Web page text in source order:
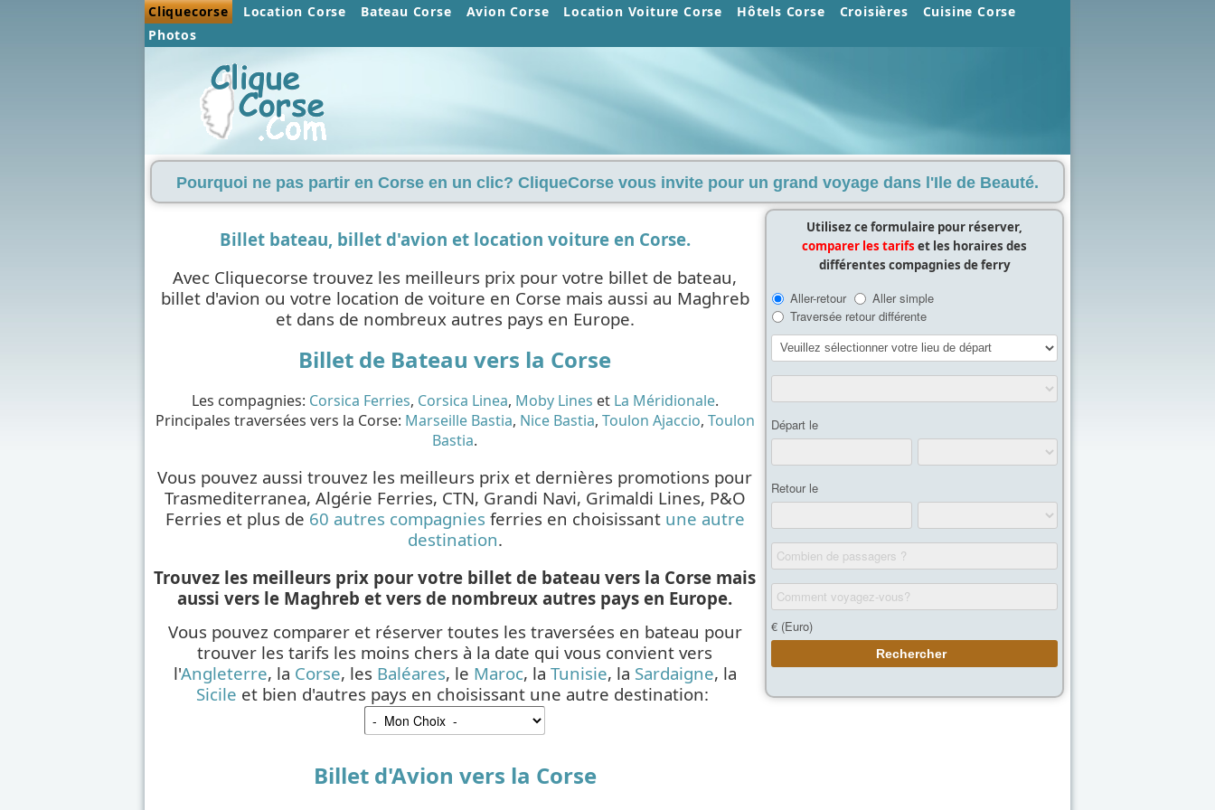
Cliquecorse Location Corse Bateau Corse Avion Corse Location Voiture Corse Hôtels Corse Croisières
Cuisine Corse
Photos
Pourquoi ne pas partir en Corse en un clic? CliqueCorse vous invite pour un grand voyage dans l'Ile de Beauté.
Billet bateau, billet d'avion et location voiture en Corse.
Avec Cliquecorse trouvez les meilleurs prix pour votre billet de bateau,
billet d'avion ou votre location de voiture en Corse mais aussi au Maghreb
et dans de nombreux autres pays en Europe.
Billet de Bateau vers la Corse
Les compagnies: Corsica Ferries, Corsica Linea, Moby Lines et La Méridionale.
Principales traversées vers la Corse: Marseille Bastia, Nice Bastia, Toulon Ajaccio, Toulon
Bastia.
Vous pouvez aussi trouvez les meilleurs prix et dernières promotions pour
Trasmediterranea, Algérie Ferries, CTN, Grandi Navi, Grimaldi Lines, P&O
Ferries et plus de 60 autres compagnies ferries en choisissant une autre
destination.
Trouvez les meilleurs prix pour votre billet de bateau vers la Corse mais
aussi vers le Maghreb et vers de nombreux autres pays en Europe.
Vous pouvez comparer et réserver toutes les traversées en bateau pour
trouver les tarifs les moins chers à la date qui vous convient vers
l'Angleterre, la Corse, les Baléares, le Maroc, la Tunisie, la Sardaigne, la
Sicile et bien d'autres pays en choisissant une autre destination:
Billet d'Avion vers la Corse
Utilisez ce formulaire pour réserver,
comparer les tarifs et les horaires des
différentes compagnies de ferry